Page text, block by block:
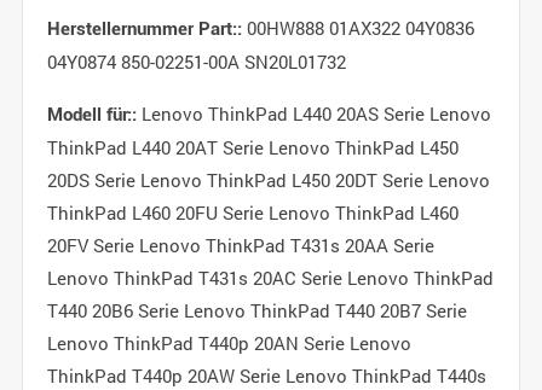
Herstellernummer Part::00HW888 01AX322 04Y0836
04Y0874 850-02251-00A SN20L01732
Modell für::Lenovo ThinkPad L440 20AS Serie Lenovo
ThinkPad L440 20AT Serie Lenovo ThinkPad L450
20DS Serie Lenovo ThinkPad L450 20DT Serie Lenovo
ThinkPad L460 20FU Serie Lenovo ThinkPad L460
20FV Serie Lenovo ThinkPad T431s 20AA Serie
Lenovo ThinkPad T431s 20AC Serie Lenovo ThinkPad
T440 20B6 Serie Lenovo ThinkPad T440 20B7 Serie
Lenovo ThinkPad T440p 20AN Serie Lenovo
ThinkPad T440p 20AW Serie Lenovo ThinkPad T440s